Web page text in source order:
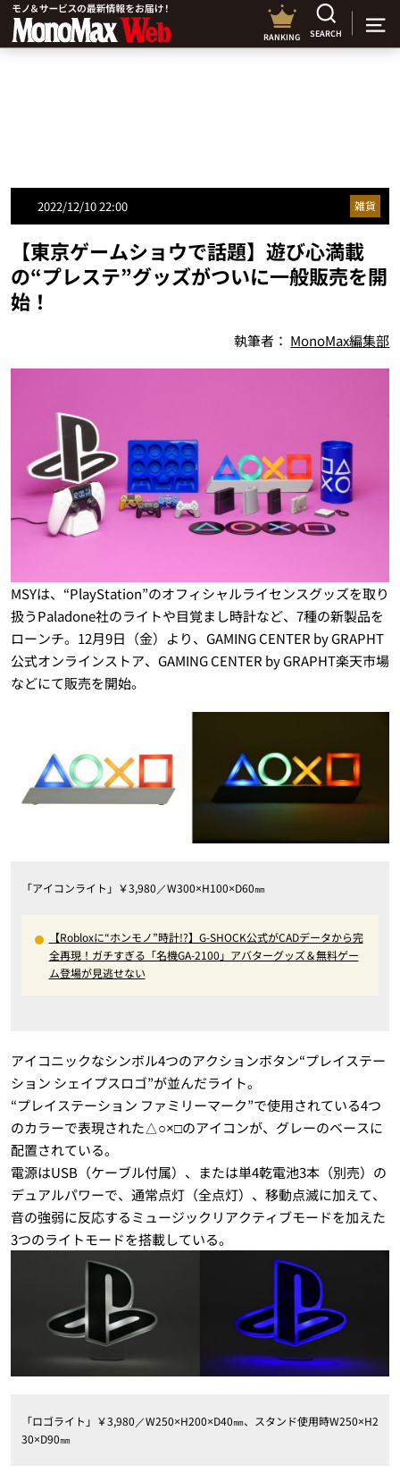
RANKING SEARCH
2022/12/10 22:00 雑貨
【東京ゲームショウで話題】遊び心満載
の“プレステ”グッズがついに一般販売を開
始！
執筆者： MonoMax編集部
MSYは、“PlayStation”のオフィシャルライセンスグッズを取り
扱うPaladone社のライトや目覚まし時計など、7種の新製品を
ローンチ。12月9日（金）より、GAMING CENTER by GRAPHT
公式オンラインストア、GAMING CENTER by GRAPHT楽天市場
などにて販売を開始。
「アイコンライト」￥3,980／W300×H100×D60㎜
【Robloxに“ホンモノ”時計!?】G-SHOCK公式がCADデータから完
全再現！ガチすぎる「名機GA-2100」アバターグッズ＆無料ゲー
ム登場が見逃せない
アイコニックなシンボル4つのアクションボタン“プレイステー
ション シェイプスロゴ”が並んだライト。
“プレイステーション ファミリーマーク”で使用されている4つ
のカラーで表現された△○×□のアイコンが、グレーのベースに
配置されている。
電源はUSB（ケーブル付属）、または単4乾電池3本（別売）の
デュアルパワーで、通常点灯（全点灯）、移動点滅に加えて、
音の強弱に反応するミュージックリアクティブモードを加えた
3つのライトモードを搭載している。
「ロゴライト」￥3,980／W250×H200×D40㎜、スタンド使用時W250×H2
30×D90㎜